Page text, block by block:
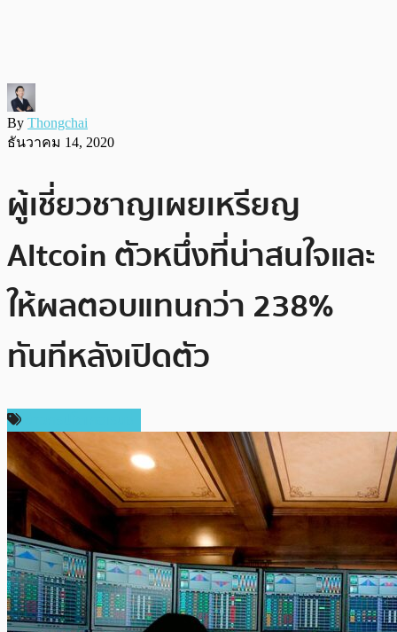
By Thongchai
ธันวาคม 14, 2020
ผู้เชี่ยวชาญเผยเหรียญ
Altcoin ตัวหนึ่งที่น่าสนใจและ
ให้ผลตอบแทนกว่า 238%
ทันทีหลังเปิดตัว